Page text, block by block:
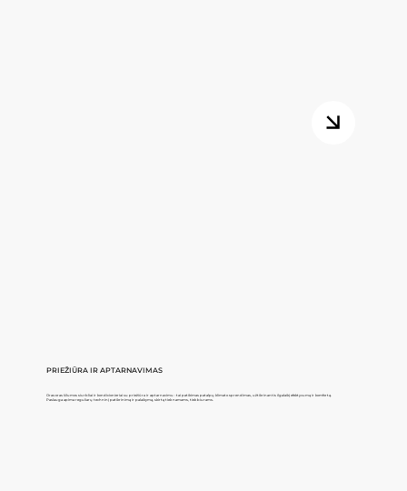
PRIEŽIŪRA IR APTARNAVIMAS
Oras-oras šilumos siurbliai ir kondicionieriai su priežiūra ir aptarnavimu - tai patikimas patalpų klimato sprendimas, užtikrinantis ilgalaikį efektyvumą ir komfortą.
Paslauga apima reguliarų techninį patikrinimą ir palaikymą, skirtą tiek namams, tiek biurams.